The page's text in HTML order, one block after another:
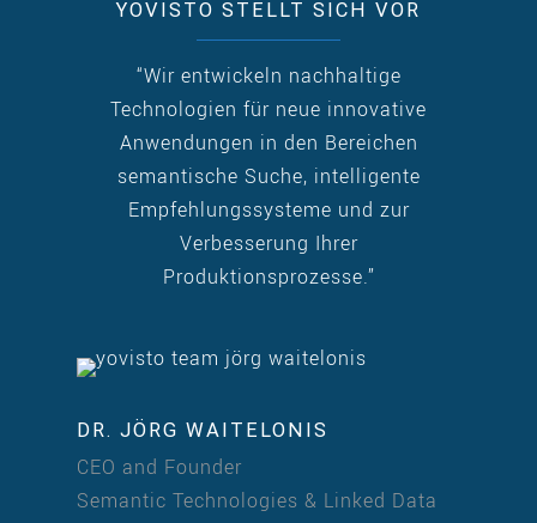
YOVISTO STELLT SICH VOR
“Wir entwickeln nachhaltige
Technologien für neue innovative
Anwendungen in den Bereichen
semantische Suche, intelligente
Empfehlungssysteme und zur
Verbesserung Ihrer
Produktionsprozesse.”
DR. JÖRG WAITELONIS
CEO and Founder
Semantic Technologies & Linked Data